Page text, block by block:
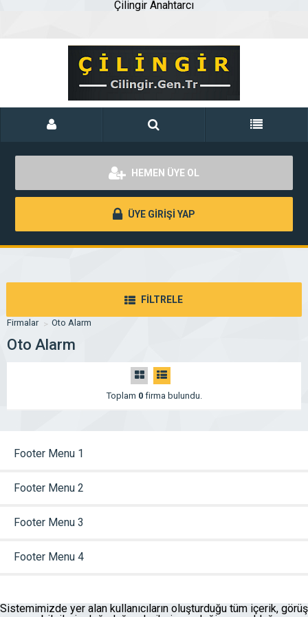
Çilingir Anahtarcı
HEMEN ÜYE OL
ÜYE GİRİŞİ YAP
FİLTRELE
Firmalar Oto Alarm
Oto Alarm
Toplam 0firma bulundu.
Footer Menu 1
Footer Menu 2
Footer Menu 3
Footer Menu 4
Sistemimizde yer alan kullanıcıların oluşturduğu tüm içerik, görüş